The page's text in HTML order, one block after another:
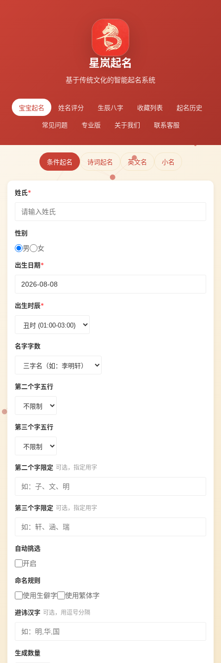
星岚起名
基于传统文化的智能起名系统
宝宝起名 姓名评分 生辰八字 收藏列表 起名历史
常见问题 专业版 关于我们 联系客服
条件起名 诗词起名 英文名 小名
姓氏*
性别
男 女
出生日期*
出生时辰*
名字字数
第二个字五行
第三个字五行
第二个字限定 可选，指定用字
第三个字限定 可选，指定用字
自动挑选
开启
命名规则
使用生僻字 使用繁体字
避讳汉字 可选，用逗号分隔
生成数量